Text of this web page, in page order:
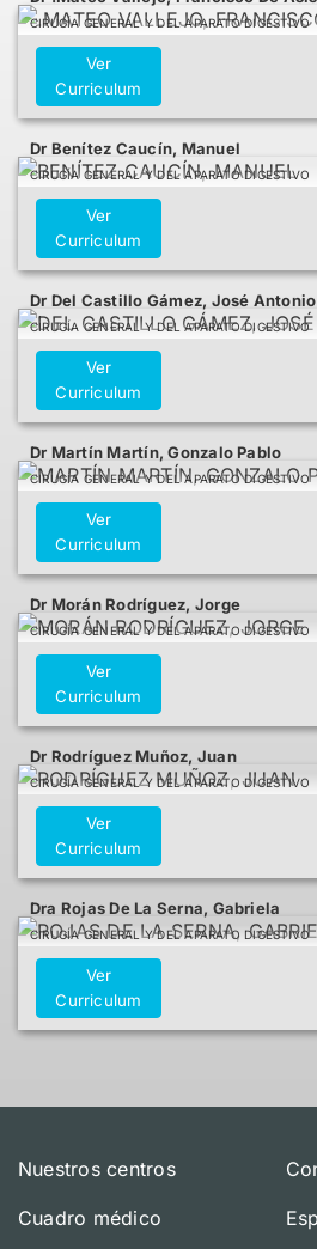
CIRUGÍA GENERAL Y DEL APARATO DIGESTIVO
Ver
Curriculum
Dr Benítez Caucín, Manuel
CIRUGÍA GENERAL Y DEL APARATO DIGESTIVO
Ver
Curriculum
Dr Del Castillo Gámez, José Antonio
CIRUGÍA GENERAL Y DEL APARATO DIGESTIVO
Ver
Curriculum
Dr Martín Martín, Gonzalo Pablo
CIRUGÍA GENERAL Y DEL APARATO DIGESTIVO
Ver
Curriculum
Dr Morán Rodríguez, Jorge
CIRUGÍA GENERAL Y DEL APARATO DIGESTIVO
Ver
Curriculum
Dr Rodríguez Muñoz, Juan
CIRUGÍA GENERAL Y DEL APARATO DIGESTIVO
Ver
Curriculum
Dra Rojas De La Serna, Gabriela
CIRUGÍA GENERAL Y DEL APARATO DIGESTIVO
Ver
Curriculum
Nuestros centros
Cuadro médico